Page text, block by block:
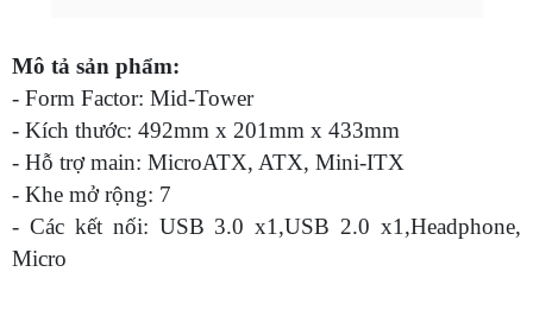
Mô tả sản phẩm:
- Form Factor: Mid-Tower
- Kích thước: 492mm x 201mm x 433mm
- Hỗ trợ main: MicroATX, ATX, Mini-ITX
- Khe mở rộng: 7
- Các kết nối: USB 3.0 x1,USB 2.0 x1,Headphone,
Micro